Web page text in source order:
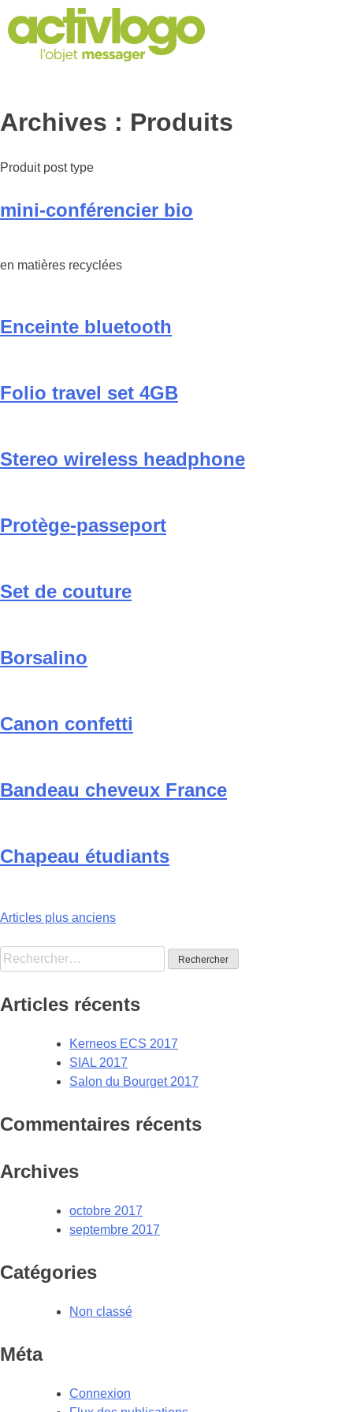
to
content
Archives : Produits
Produit post type
mini-conférencier bio
en matières recyclées
Enceinte bluetooth
Folio travel set 4GB
Stereo wireless headphone
Protège-passeport
Set de couture
Borsalino
Canon confetti
Bandeau cheveux France
Chapeau étudiants
Navigation
des
articles
Articles plus anciens
Rechercher :
Articles récents
Kerneos ECS 2017
SIAL 2017
Salon du Bourget 2017
Commentaires récents
Archives
octobre 2017
septembre 2017
Catégories
Non classé
Méta
Connexion